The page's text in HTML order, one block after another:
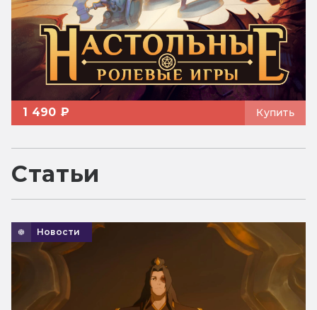
1 490 ₽ Купить
Статьи
Новости